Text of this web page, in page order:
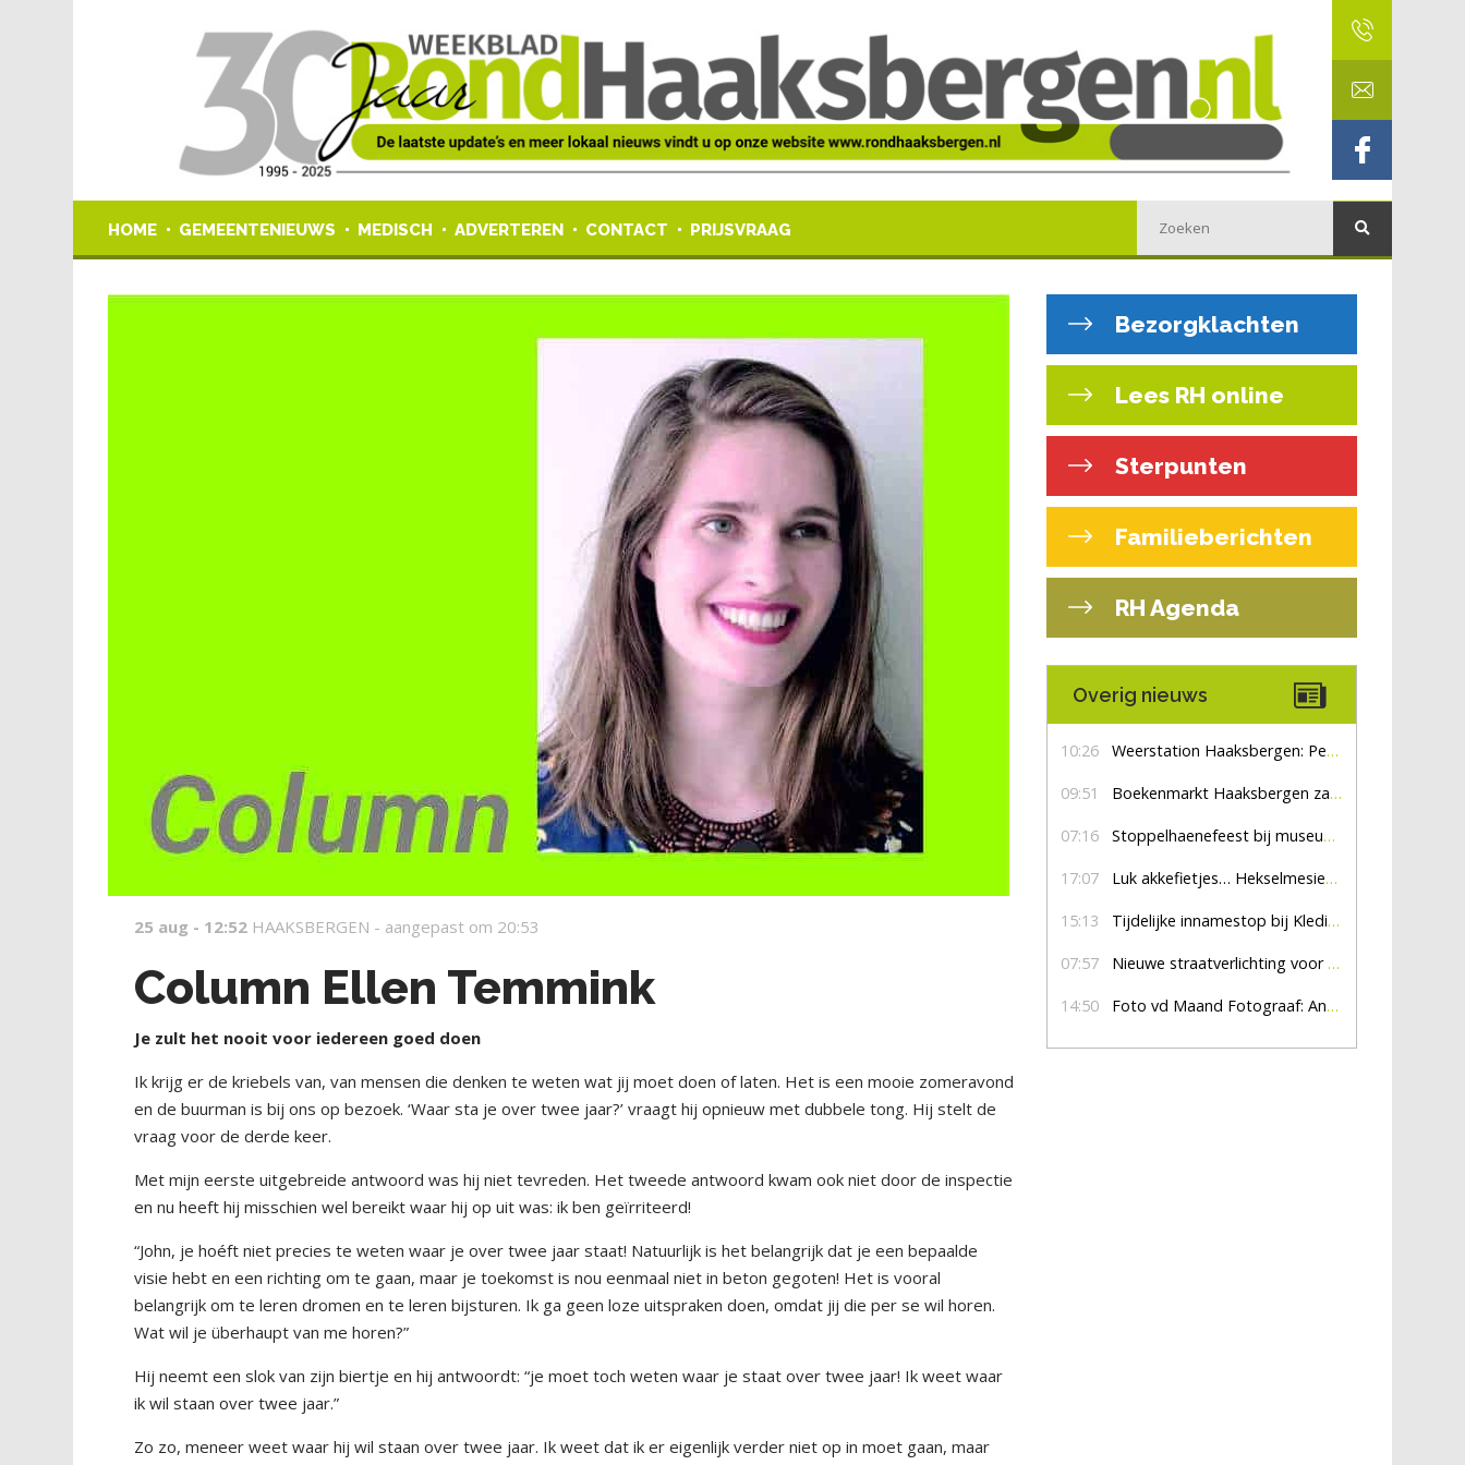
HOME GEMEENTENIEUWS MEDISCH ADVERTEREN CONTACT PRIJSVRAAG
25 aug - 12:52 HAAKSBERGEN - aangepast om 20:53
Column Ellen Temmink
Je zult het nooit voor iedereen goed doen
Ik krijg er de kriebels van, van mensen die denken te weten wat jij moet doen of laten. Het is een mooie zomeravond
en de buurman is bij ons op bezoek. ‘Waar sta je over twee jaar?’ vraagt hij opnieuw met dubbele tong. Hij stelt de
vraag voor de derde keer.
Met mijn eerste uitgebreide antwoord was hij niet tevreden. Het tweede antwoord kwam ook niet door de inspectie
en nu heeft hij misschien wel bereikt waar hij op uit was: ik ben geïrriteerd!
“John, je hoéft niet precies te weten waar je over twee jaar staat! Natuurlijk is het belangrijk dat je een bepaalde
visie hebt en een richting om te gaan, maar je toekomst is nou eenmaal niet in beton gegoten! Het is vooral
belangrijk om te leren dromen en te leren bijsturen. Ik ga geen loze uitspraken doen, omdat jij die per se wil horen.
Wat wil je überhaupt van me horen?”
Hij neemt een slok van zijn biertje en hij antwoordt: “je moet toch weten waar je staat over twee jaar! Ik weet waar
ik wil staan over twee jaar.”
Zo zo, meneer weet waar hij wil staan over twee jaar. Ik weet dat ik er eigenlijk verder niet op in moet gaan, maar
Bezorgklachten
Lees RH online
Sterpunten
Familieberichten
RH Agenda
Overig nieuws
10:26 Weerstation Haaksbergen: Perioden met zon en droog
09:51 Boekenmarkt Haaksbergen zaterdag 8 augustus, marktplein Haaksbergen
07:16 Stoppelhaenefeest bij museum De Lebbenbrugge
17:07 Luk akkefietjes… HekselmesienHarry
15:13 Tijdelijke innamestop bij Kledingbank Stefania
07:57 Nieuwe straatverlichting voor De Veldmaat en De Pas
14:50 Foto vd Maand Fotograaf: Anna Jalving